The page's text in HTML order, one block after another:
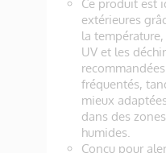
Ce produit est
extérieures
la
UV et les
fréquentés,
mieux
dans des
humides.
Conçu pour